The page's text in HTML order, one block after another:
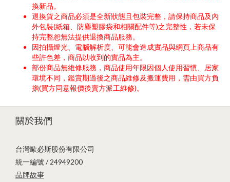
換新品。
退換貨之商品必須是全新狀態且包裝完整，請保持商品及內
外包裝(紙箱、防塵塑膠袋和相關配件等)之完整性，若未保
持完整恕無法提供退換商品服務。
因拍攝燈光、電腦解析度、可能會造成實品與網頁上商品有
些許色差，商品以收到的實品為主。
部份商品無維修服務，商品使用年限因個人使用習慣、居家
環境不同，鑑賞期過後之商品維修及搬運費用，需由買方負
擔(買方同意報價後賣方派工維修)。
關於我們
台灣歐必斯股份有限公司
統一編號 / 24949200
品牌故事